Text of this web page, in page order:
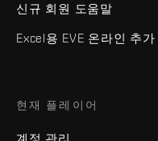
신규 회원 도움말
Excel용 EVE 온라인 추가
현재 플레이어
계정 관리